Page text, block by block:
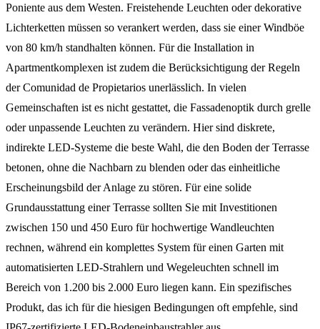
Poniente aus dem Westen. Freistehende Leuchten oder dekorative
Lichterketten müssen so verankert werden, dass sie einer Windböe
von 80 km/h standhalten können. Für die Installation in
Apartmentkomplexen ist zudem die Berücksichtigung der Regeln
der Comunidad de Propietarios unerlässlich. In vielen
Gemeinschaften ist es nicht gestattet, die Fassadenoptik durch grelle
oder unpassende Leuchten zu verändern. Hier sind diskrete,
indirekte LED-Systeme die beste Wahl, die den Boden der Terrasse
betonen, ohne die Nachbarn zu blenden oder das einheitliche
Erscheinungsbild der Anlage zu stören. Für eine solide
Grundausstattung einer Terrasse sollten Sie mit Investitionen
zwischen 150 und 450 Euro für hochwertige Wandleuchten
rechnen, während ein komplettes System für einen Garten mit
automatisierten LED-Strahlern und Wegeleuchten schnell im
Bereich von 1.200 bis 2.000 Euro liegen kann. Ein spezifisches
Produkt, das ich für die hiesigen Bedingungen oft empfehle, sind